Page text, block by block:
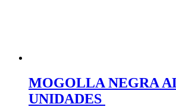
MOGOLLA NEGRA
UNIDADES